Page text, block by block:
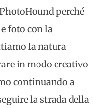
perché
foto con la
la natura
in modo creativo
continuando a
la strada della